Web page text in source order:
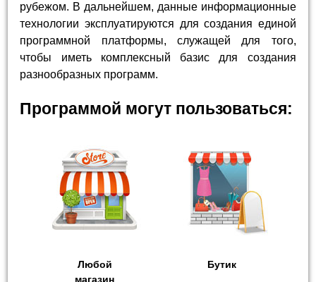
рубежом. В дальнейшем, данные информационные
технологии эксплуатируются для создания единой
программной платформы, служащей для того,
чтобы иметь комплексный базис для создания
разнообразных программ.
Программой могут пользоваться:
Любой
магазин
Бутик